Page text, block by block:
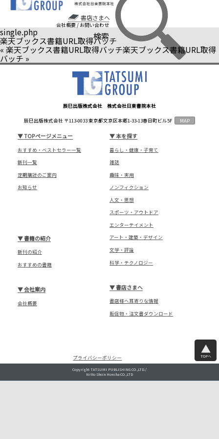
書店さまへ
会社概要 / お問い合わせ
検索
single.php
楽天ブックス書籍URL取得バッチ
« 楽天ブックス書籍URL取得バッチ楽天ブックス書籍URL取得
バッチ »
辰巳出版株式会社 株式会社日東書院本社
辰巳出版株式会社 〒113-0033 東京都文京区本郷1-33-13春日町ビル5F MAP
▼TOPページメニュー
おすすめ・ベストセラー一覧
新刊一覧
定期購読のご案内
お知らせ
▼本を探す
暮らし・健康・子育て
雑誌
趣味・実用
ノンフィクション
人文・思想
スポーツ・アウトドア
エンターテイメント
アート・建築・デザイン
文学・評論
科学・テクノロジー
▼書籍の紹介
新刊の紹介
おすすめの書籍
▼書店さまへ
書店様へ耳寄りな情報
販促物・注文書ダウンロード
▼会社案内
会社概要
プライバシーポリシー TOPへ
Copyright TATSUMI PUBLISHING CO.,LTD./
Nitto Shoin Honsha CO.,LTD